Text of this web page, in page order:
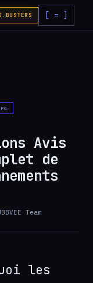
[ = ]
Avis
de
Team
les